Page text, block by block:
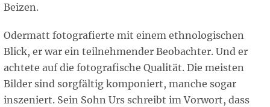
Beizen.
Odermatt fotografierte mit einem ethnologischen
Blick, er war ein teilnehmender Beobachter. Und er
achtete auf die fotografische Qualität. Die meisten
Bilder sind sorgfältig komponiert, manche sogar
inszeniert. Sein Sohn Urs schreibt im Vorwort, dass